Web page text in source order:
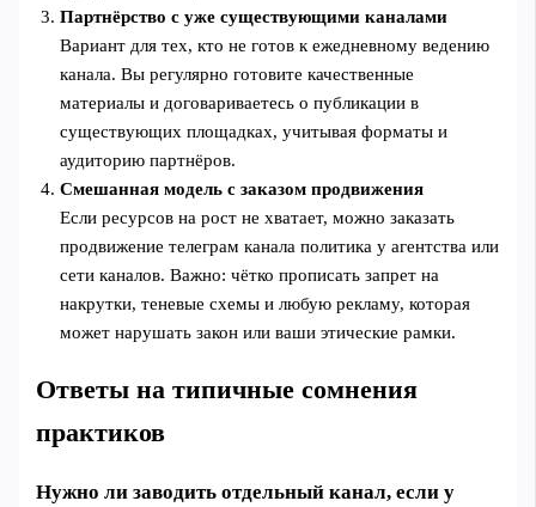
Партнёрство с уже существующими каналами
Вариант для тех, кто не готов к ежедневному ведению
канала. Вы регулярно готовите качественные
материалы и договариваетесь о публикации в
существующих площадках, учитывая форматы и
аудиторию партнёров.
Смешанная модель с заказом продвижения
Если ресурсов на рост не хватает, можно заказать
продвижение телеграм канала политика у агентства или
сети каналов. Важно: чётко прописать запрет на
накрутки, теневые схемы и любую рекламу, которая
может нарушать закон или ваши этические рамки.
Ответы на типичные сомнения
практиков
Нужно ли заводить отдельный канал, если у